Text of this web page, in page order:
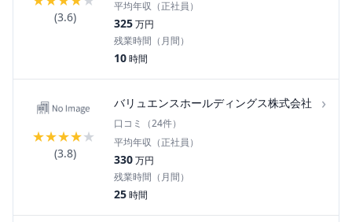
(3.6)
平均年収（正社員）
325万円
残業時間（月間）
10時間
★★★★★
(3.8)
バリュエンスホールディングス株式会社 ›
口コミ（24件）
平均年収（正社員）
330万円
残業時間（月間）
25時間